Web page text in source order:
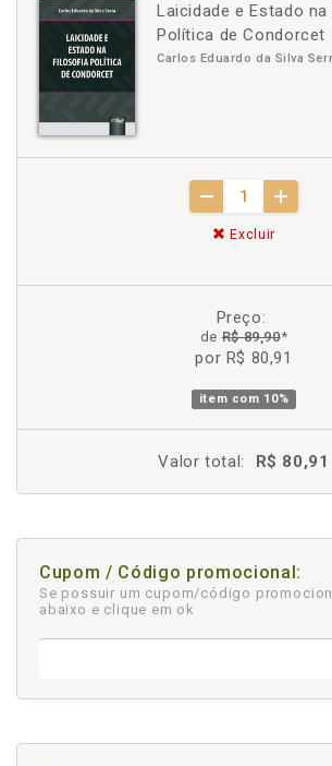
Laicidade e Estado
Política de Condorcet
Carlos Eduardo da Silva
Excluir
Preço:
deR$ 89,90*
por R$ 80,91
item com 10%
Valor total: R$ 80,91
Cupom / Código promocional:
Se possuir um cupom/código
abaixo e clique em ok